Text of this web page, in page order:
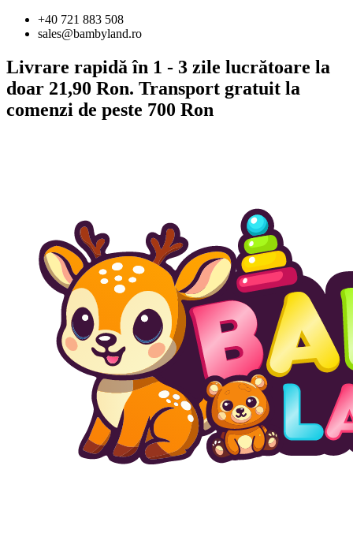
+40 721 883 508
sales@bambyland.ro
Livrare rapidă în 1 - 3 zile lucrătoare la
doar 21,90 Ron. Transport gratuit la
comenzi de peste 700 Ron